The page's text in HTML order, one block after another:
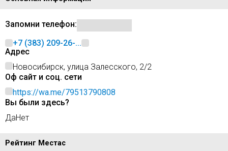
Запомни телефон:
+7 (383) 209-26-...
Адрес
Новосибирск, улица Залесского, 2/2
Оф сайт и соц. сети
https://wa.me/79513790808
Вы были здесь?
ДаНет
Рейтинг Местас